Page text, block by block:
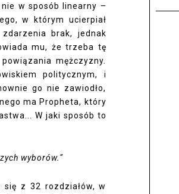
w sposób linearny –
w którym ucierpiał
zdarzenia brak, jednak
mu, że trzeba tę
mężczyzny.
politycznym, i
go nie zawiodło,
ma Propheta, który
W jaki sposób to
wyborów.”
się z 32 rozdziałów, w